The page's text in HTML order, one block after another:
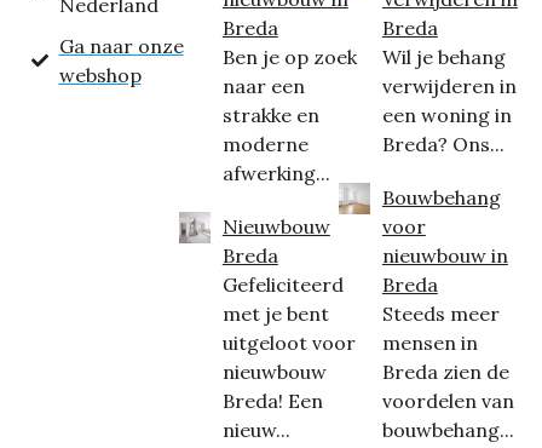
Nederland
Ga naar onze
webshop
Breda
Ben je op zoek
naar een
strakke en
moderne
afwerking...
Nieuwbouw
Breda
Gefeliciteerd
met je bent
uitgeloot voor
nieuwbouw
Breda! Een
nieuw...
Breda
Wil je behang
verwijderen in
een woning in
Breda? Ons...
Bouwbehang
voor
nieuwbouw in
Breda
Steeds meer
mensen in
Breda zien de
voordelen van
bouwbehang...